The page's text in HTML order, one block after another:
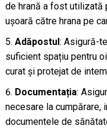
de hrană a fost utilizată
ușoară către hrana pe
Adăpostul : Asigură-
suficient spațiu pentru
curat și protejat de
Documentația:
necesare la
documentele de